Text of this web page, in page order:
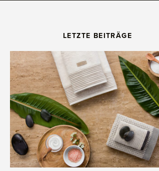
LETZTE BEITRÄGE